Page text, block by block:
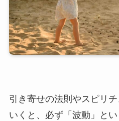
引き寄せの法則やスピリ
いくと、必ず「波動」と